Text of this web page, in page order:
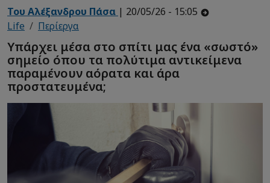
Του Αλέξανδρου Πάσα | 20/05/26 - 15:05
Life
Περίεργα
Υπάρχει μέσα στο σπίτι μας ένα «σωστό»
σημείο όπου τα πολύτιμα αντικείμενα
παραμένουν αόρατα και άρα
προστατευμένα;